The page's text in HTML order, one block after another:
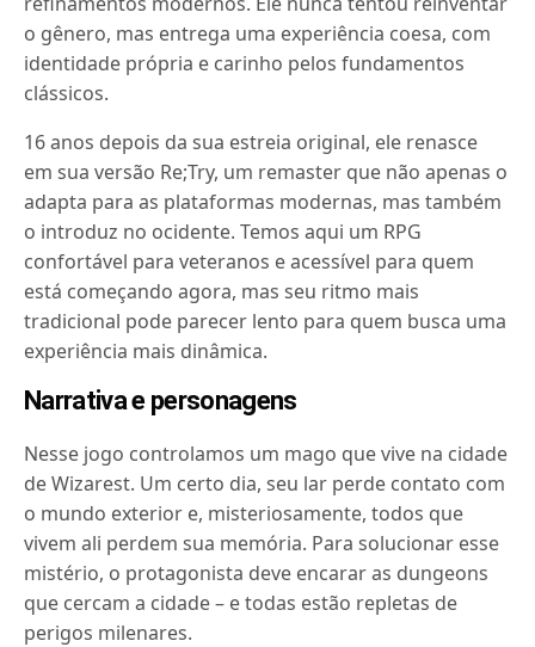
o gênero, mas entrega uma experiência coesa, com
identidade própria e carinho pelos fundamentos
clássicos.
16 anos depois da sua estreia original, ele renasce
em sua versão Re;Try, um remaster que não apenas o
adapta para as plataformas modernas, mas também
o introduz no ocidente. Temos aqui um RPG
confortável para veteranos e acessível para quem
está começando agora, mas seu ritmo mais
tradicional pode parecer lento para quem busca uma
experiência mais dinâmica.
Narrativa e personagens
Nesse jogo controlamos um mago que vive na cidade
de Wizarest. Um certo dia, seu lar perde contato com
o mundo exterior e, misteriosamente, todos que
vivem ali perdem sua memória. Para solucionar esse
mistério, o protagonista deve encarar as dungeons
que cercam a cidade – e todas estão repletas de
perigos milenares.